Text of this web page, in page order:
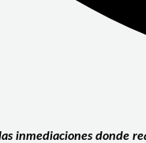
inmediaciones donde